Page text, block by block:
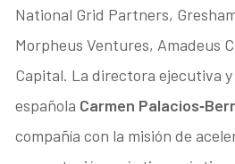
National Grid Partners,
Morpheus Ventures, Amadeus
Capital. La directora ejecutiva
española Carmen
compañía con la misión de